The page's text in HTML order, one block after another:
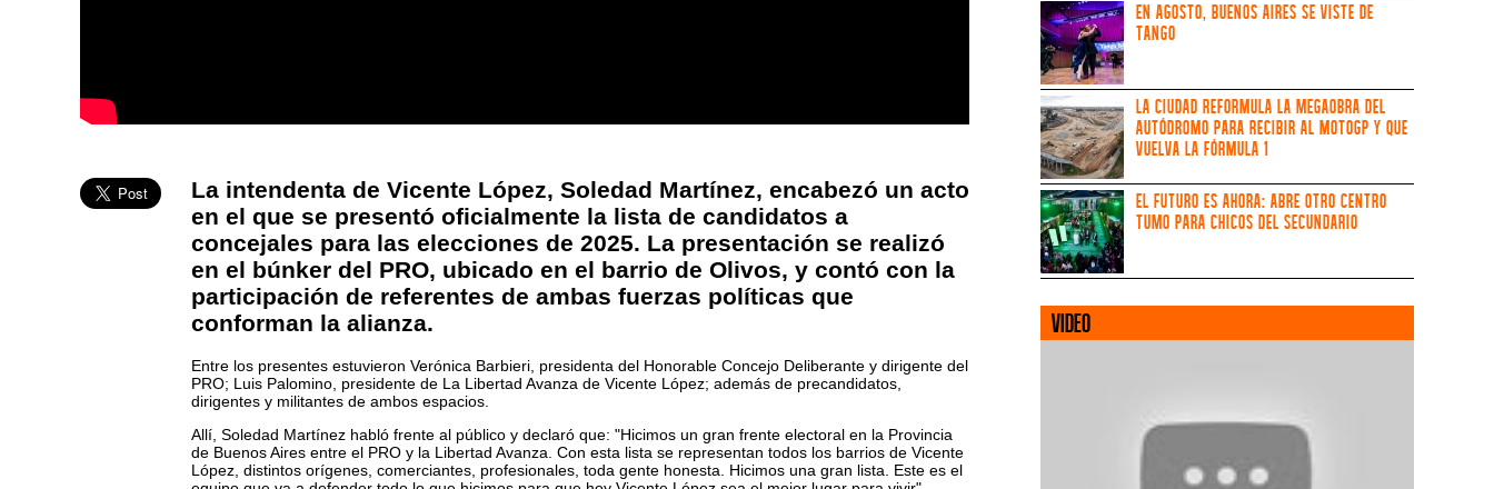
La intendenta de Vicente López, Soledad Martínez, encabezó un acto
en el que se presentó oficialmente la lista de candidatos a
concejales para las elecciones de 2025. La presentación se realizó
en el búnker del PRO, ubicado en el barrio de Olivos, y contó con la
participación de referentes de ambas fuerzas políticas que
conforman la alianza.
Entre los presentes estuvieron Verónica Barbieri, presidenta del Honorable Concejo Deliberante y dirigente del
PRO; Luis Palomino, presidente de La Libertad Avanza de Vicente López; además de precandidatos,
dirigentes y militantes de ambos espacios.
Allí, Soledad Martínez habló frente al público y declaró que: "Hicimos un gran frente electoral en la Provincia
de Buenos Aires entre el PRO y la Libertad Avanza. Con esta lista se representan todos los barrios de Vicente
López, distintos orígenes, comerciantes, profesionales, toda gente honesta. Hicimos una gran lista. Este es el
En agosto, Buenos Aires se viste de
tango
La Ciudad reformula la megaobra del
Autódromo para recibir al MotoGP y que
vuelva la Fórmula 1
El futuro es ahora: abre otro centro
TUMO para chicos del secundario
VIDEO